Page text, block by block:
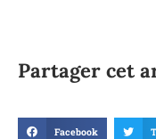
Partager cet
Facebook